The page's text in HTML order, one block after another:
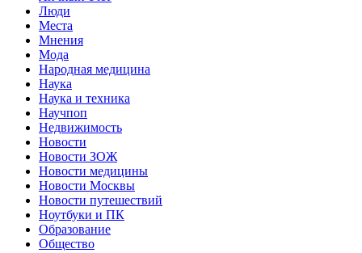
Люди
Места
Мнения
Мода
Народная медицина
Наука
Наука и техника
Научпоп
Недвижимость
Новости
Новости ЗОЖ
Новости медицины
Новости Москвы
Новости путешествий
Ноутбуки и ПК
Образование
Общество